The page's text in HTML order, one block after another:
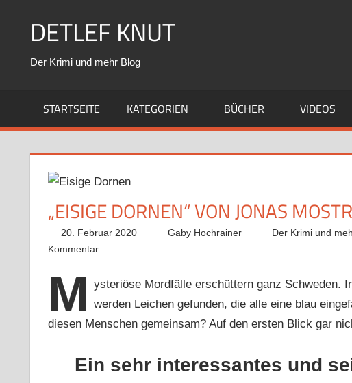
DETLEF KNUT
Der Krimi und mehr Blog
STARTSEITE KATEGORIEN BÜCHER VIDEOS
„EISIGE DORNEN“ VON JONAS
20. Februar 2020 Gaby Hochrainer Der Krimi und
Kommentar
M ysteriöse Mordfälle erschüttern ganz Schweden.
werden Leichen gefunden, die alle eine blau
diesen Menschen gemeinsam? Auf den ersten Blick gar
Ein sehr interessantes und